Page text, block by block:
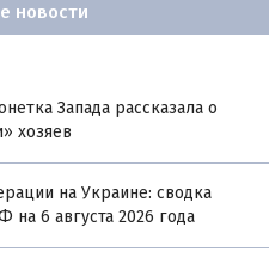
новости
Запада рассказала о
хозяев
на Украине: сводка
6 августа 2026 года